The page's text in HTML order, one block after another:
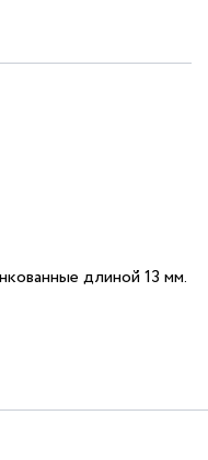
длиной 13 мм.